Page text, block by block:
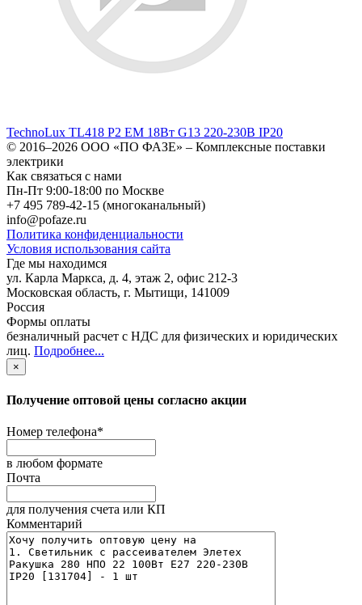
TechnoLux TL418 P2 EM 18Вт G13 220-230В IP20
© 2016–2026 ООО «ПО ФАЗЕ» – Комплексные поставки
электрики
Как связаться с нами
Пн-Пт 9:00-18:00 по Москве
+7 495 789-42-15 (многоканальный)
info@pofaze.ru
Политика конфиденциальности
Условия использования сайта
Где мы находимся
ул. Карла Маркса, д. 4, этаж 2, офис 212-3
Московская область, г. Мытищи, 141009
Россия
Формы оплаты
безналичный расчет с НДС для физических и юридических
лиц. Подробнее...
×
Получение оптовой цены согласно акции
Номер телефона*
в любом формате
Почта
для получения счета или КП
Комментарий